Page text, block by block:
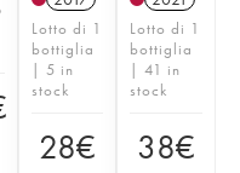
Lotto di 1
bottiglia
| 5 in
stock
28€
Lotto di 1
bottiglia
| 41 in
stock
38€